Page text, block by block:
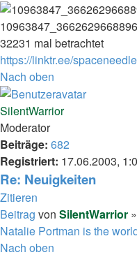
32231 mal betrachtet
https://linktr.ee/
Nach oben
SilentWarrior
Moderator
Beiträge: 682
Registriert: 17.06.2003,
Re: Neuigkeiten
Zitieren
Beitrag von SilentWarrior »
Natalie Portman is the
Nach oben